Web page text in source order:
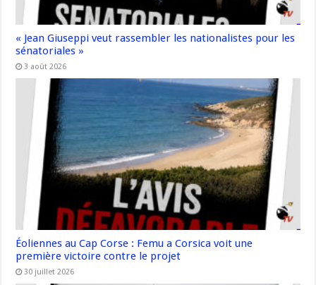
« Jean Giuseppi veut rassembler les nationalistes pour les
sénatoriales »
3 août 2026
Éoliennes au Cap Corse : Femu a Corsica voit une
première victoire contre le projet
30 juillet 2026